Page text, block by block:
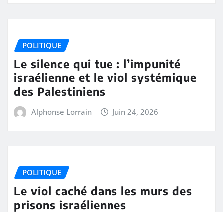
POLITIQUE
Le silence qui tue : l’impunité
israélienne et le viol systémique
des Palestiniens
Alphonse Lorrain Juin 24, 2026
POLITIQUE
Le viol caché dans les murs des
prisons israéliennes